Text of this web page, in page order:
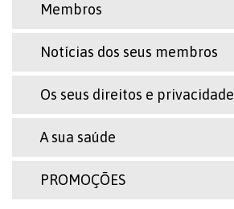
Membros
Notícias dos seus membros
Os seus direitos e privacidade
A sua saúde
PROMOÇÕES